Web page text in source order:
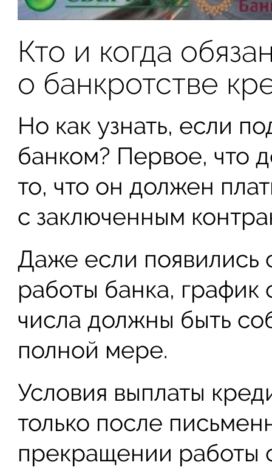
Кто и когда
о банкротстве
Но как узнать, если
банком? Первое, что
то, что он должен
с заключенным
Даже если
работы банка, график
числа должны быть
полной мере.
Условия выплаты
только после
прекращении работы